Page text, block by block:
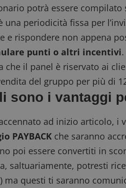
potrà essere compilato
una periodicità fissa per
e rispondere non appena
punti o altri incentivi.
che il panel è riservato ai
del gruppo per più di
sono i vantaggi
ad inizio articolo, i
PAYBACK che saranno
poi essere convertiti in
saltuariamente, potresti
ma questi ti saranno